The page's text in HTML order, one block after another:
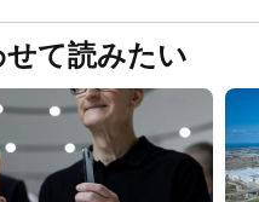
せて読みたい